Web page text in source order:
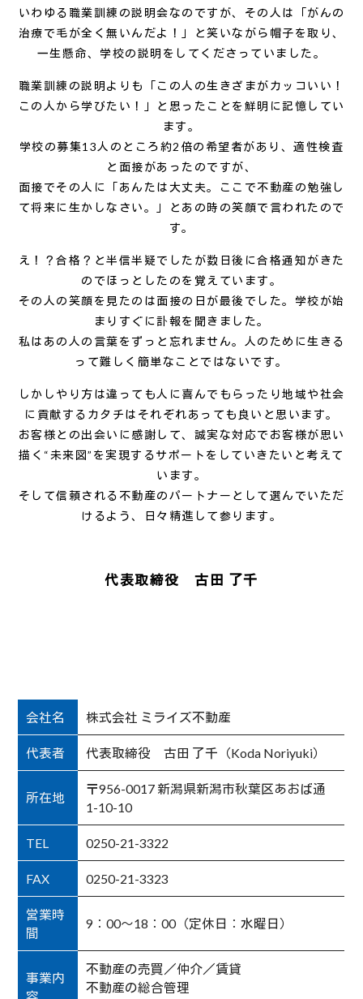
いわゆる職業訓練の説明会なのですが、その人は「がんの
治療で毛が全く無いんだよ！」と笑いながら帽子を取り、
一生懸命、学校の説明をしてくださっていました。
職業訓練の説明よりも「この人の生きざまがカッコいい！
この人から学びたい！」と思ったことを鮮明に記憶してい
ます。
学校の募集13人のところ約2倍の希望者があり、適性検査
と面接があったのですが、
面接でその人に「あんたは大丈夫。ここで不動産の勉強し
て将来に生かしなさい。」とあの時の笑顔で言われたので
す。
え！？合格？と半信半疑でしたが数日後に合格通知がきた
のでほっとしたのを覚えています。
その人の笑顔を見たのは面接の日が最後でした。学校が始
まりすぐに訃報を聞きました。
私はあの人の言葉をずっと忘れません。人のために生きる
って難しく簡単なことではないです。
しかしやり方は違っても人に喜んでもらったり地域や社会
に貢献するカタチはそれぞれあっても良いと思います。
お客様との出会いに感謝して、誠実な対応でお客様が思い
描く“未来図”を実現するサポートをしていきたいと考えて
います。
そして信頼される不動産のパートナーとして選んでいただ
けるよう、日々精進して参ります。
代表取締役 古田 了千
会社名 株式会社 ミライズ不動産
代表者 代表取締役 古田 了千（Koda Noriyuki）
所在地
〒956-0017 新潟県新潟市秋葉区あおば通
1-10-10
TEL 0250-21-3322
FAX 0250-21-3323
営業時
間
9：00～18：00（定休日：水曜日）
事業内
不動産の売買／仲介／賃貸
不動産の総合管理